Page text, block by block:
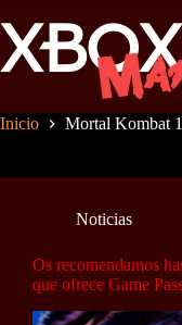
al
contenido
Inicio Mortal Kombat
Noticias
Os recomendamos
que ofrece Game